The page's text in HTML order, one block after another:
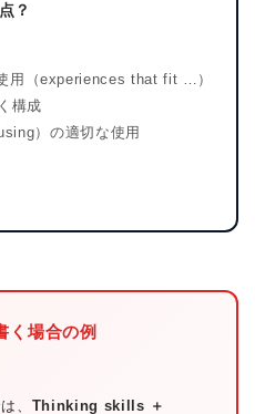
？
用（experiences that fit …）
構成
）の適切な使用
く場合の例
、 Thinking skills ＋